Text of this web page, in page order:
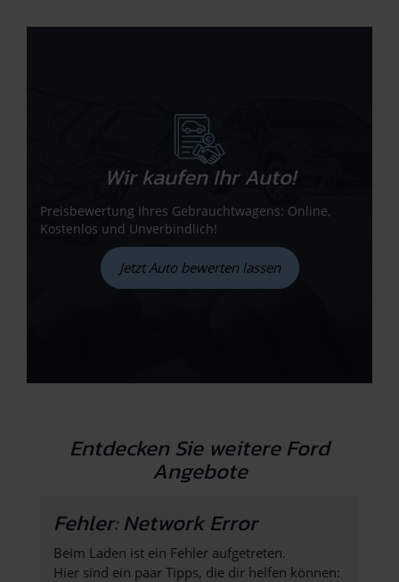
Wir kaufen Ihr Auto!
Preisbewertung Ihres Gebrauchtwagens: Online,
Kostenlos und Unverbindlich!
Jetzt Auto bewerten lassen
Entdecken Sie weitere Ford
Angebote
Fehler: Network Error
Beim Laden ist ein Fehler aufgetreten.
Hier sind ein paar Tipps, die dir helfen können: